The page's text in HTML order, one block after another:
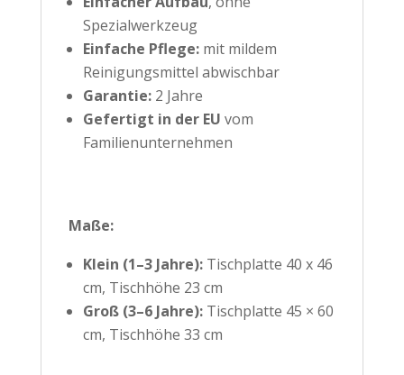
Spezialwerkzeug
Einfache Pflege:mit mildem
Reinigungsmittel abwischbar
Garantie:2 Jahre
Gefertigt in der EU vom
Familienunternehmen
Maße:
Klein (1–3 Jahre):Tischplatte 40 x 46
cm, Tischhöhe 23 cm
Groß (3–6 Jahre):Tischplatte 45 × 60
cm, Tischhöhe 33 cm